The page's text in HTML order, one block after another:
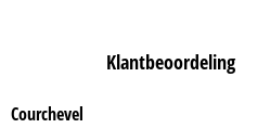
Klantbeoordeling
Courchevel